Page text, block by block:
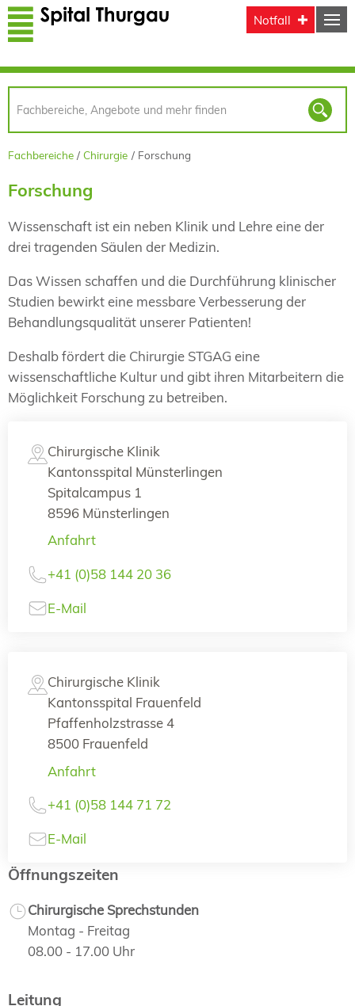
Direkt zum Inhalt
Notfall
Fachbereiche Chirurgie Forschung
Forschung
Wissenschaft ist ein neben Klinik und Lehre eine der
drei tragenden Säulen der Medizin.
Das Wissen schaffen und die Durchführung klinischer
Studien bewirkt eine messbare Verbesserung der
Behandlungsqualität unserer Patienten!
Deshalb fördert die Chirurgie STGAG eine
wissenschaftliche Kultur und gibt ihren Mitarbeitern die
Möglichkeit Forschung zu betreiben.
Chirurgische Klinik
Kantonsspital Münsterlingen
Spitalcampus 1
8596 Münsterlingen
Anfahrt
+41 (0)58 144 20 36
E-Mail
Chirurgische Klinik
Kantonsspital Frauenfeld
Pfaffenholzstrasse 4
8500 Frauenfeld
Anfahrt
+41 (0)58 144 71 72
E-Mail
Öffnungszeiten
Chirurgische Sprechstunden
Montag - Freitag
08.00 - 17.00 Uhr
Leitung